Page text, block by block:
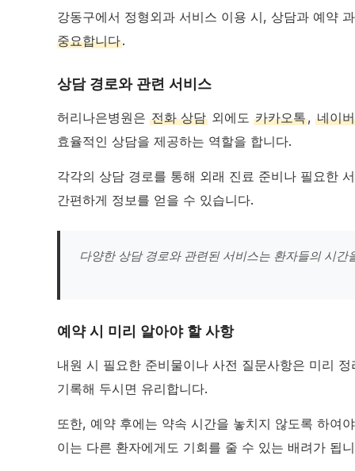
강동구에서 정형외과 서비스 이용 시, 상담과 예약
중요합니다.
상담 경로와 관련 서비스
허리나은병원은 전화 상담 외에도 카카오톡, 네이
효율적인 상담을 제공하는 역할을 합니다.
각각의 상담 경로를 통해 외래 진료 준비나 필요한
간편하게 정보를 얻을 수 있습니다.
다양한 상담 경로와 관련된 서비스는 환자들의 시
예약 시 미리 알아야 할 사항
내원 시 필요한 준비물이나 사전 질문사항은 미리
기록해 두시면 유리합니다.
또한, 예약 후에는 약속 시간을 놓치지 않도록 하여
이는 다른 환자에게도 기회를 줄 수 있는 배려가 됩